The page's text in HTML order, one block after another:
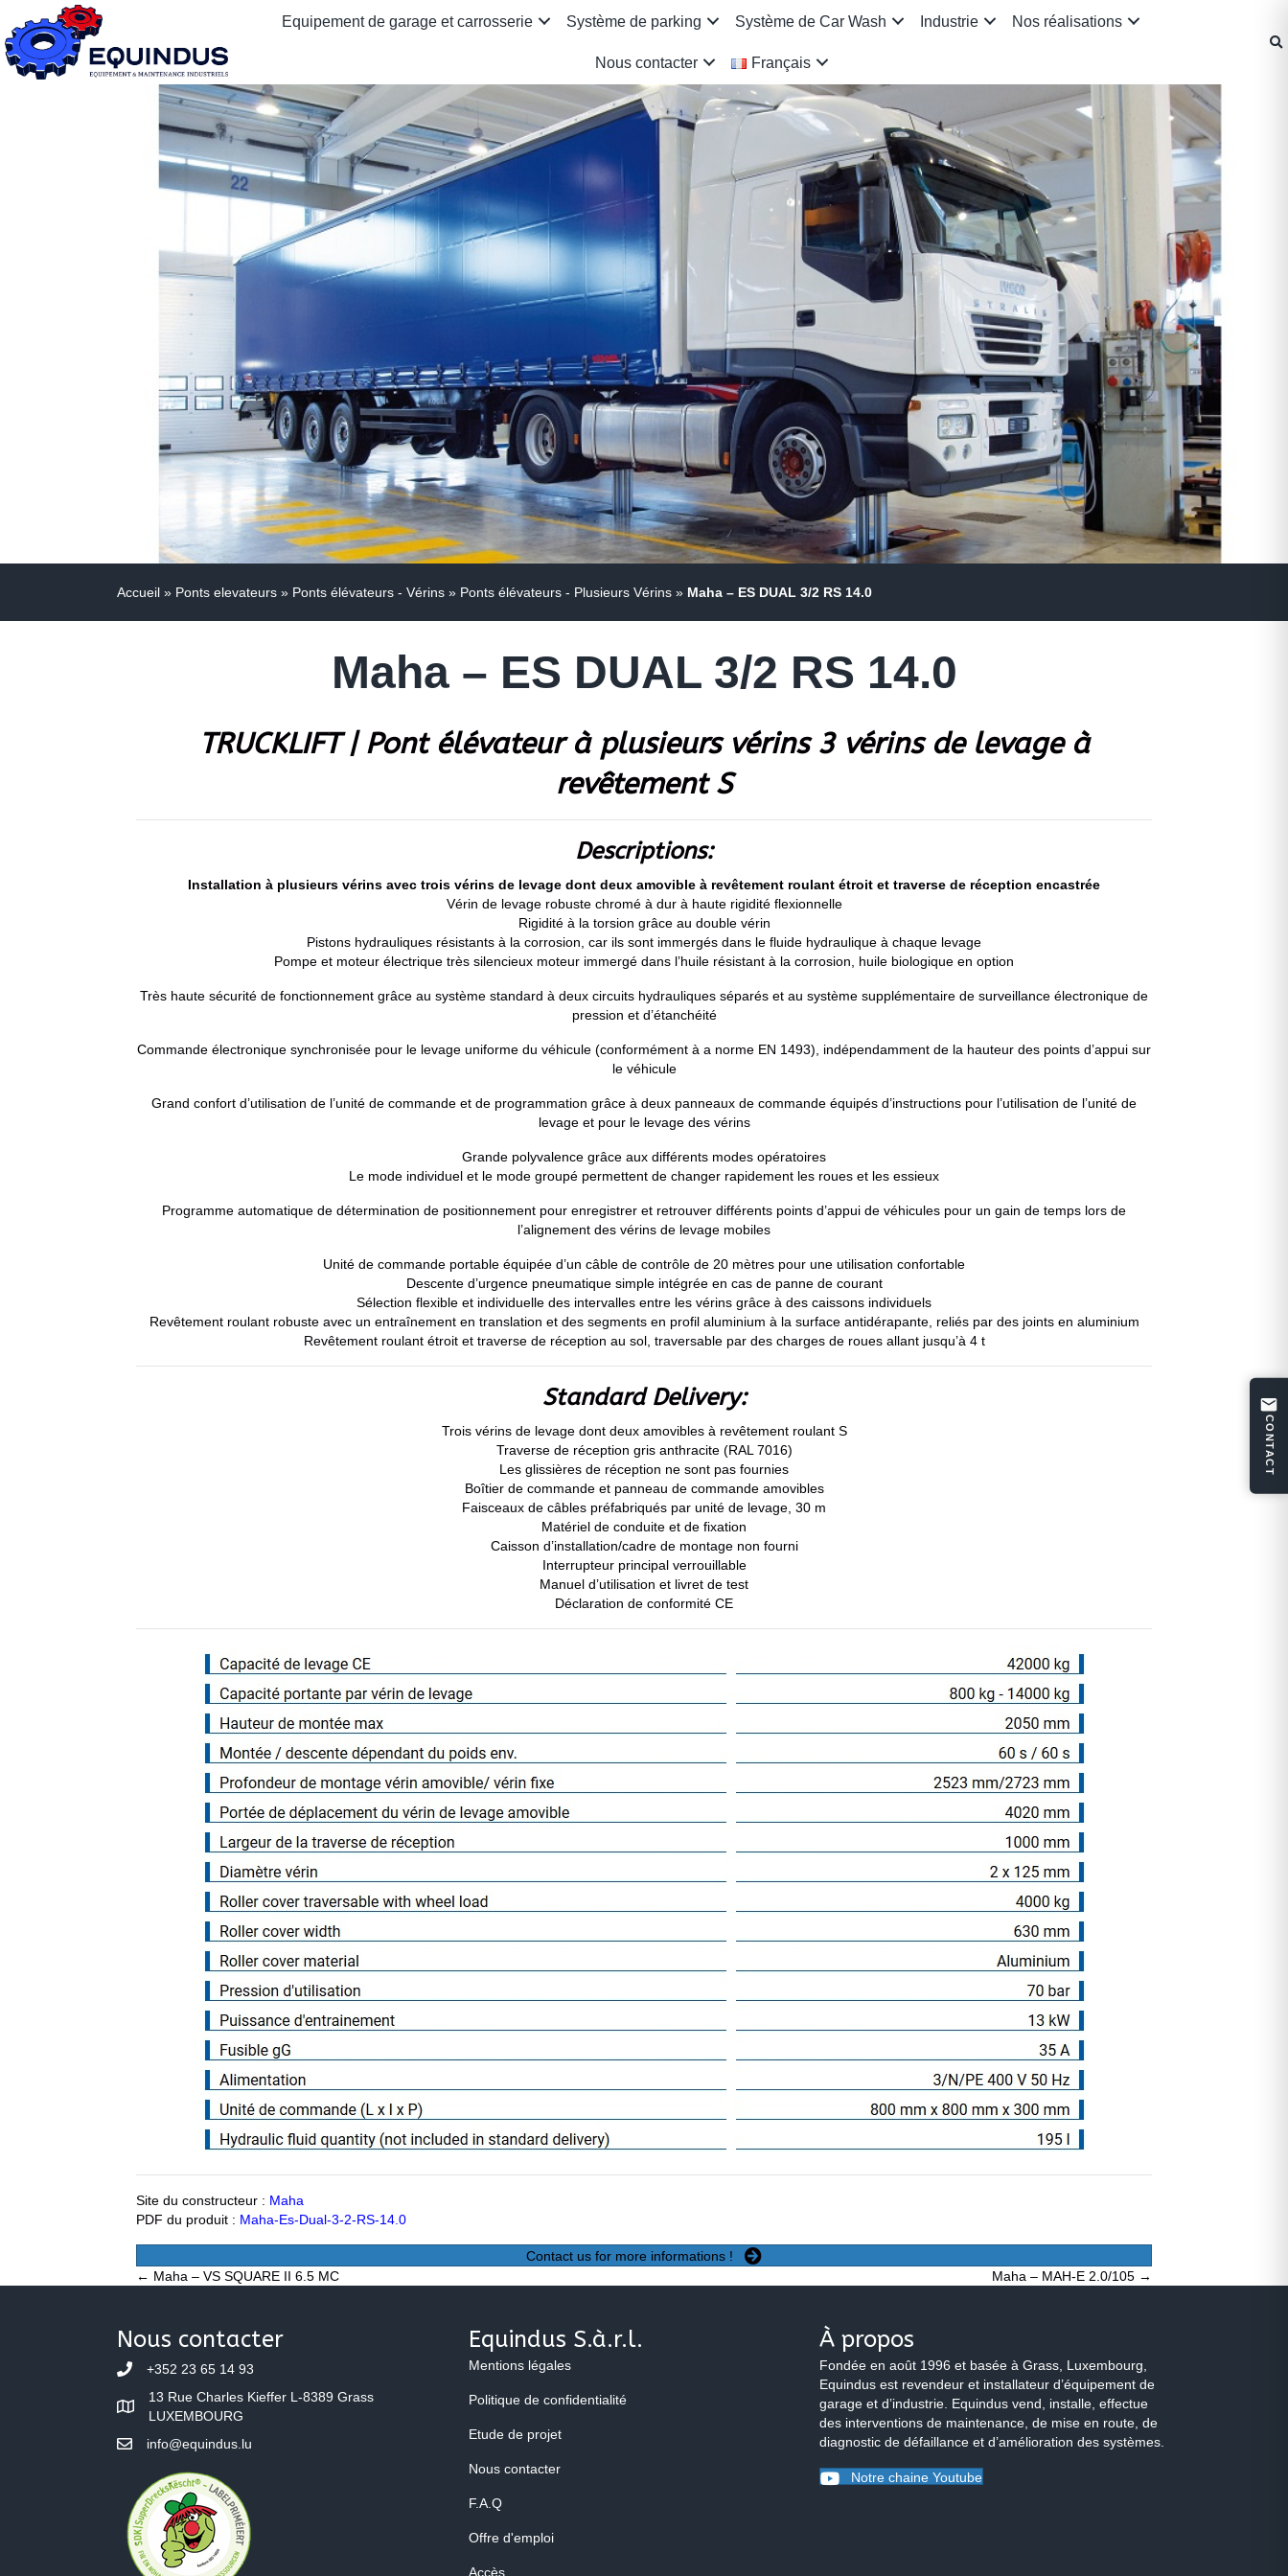
Equipement de garage et carrosserie Système de parking Système de Car Wash Industrie Nos réalisations
Nous contacter Français
Accueil » Ponts elevateurs » Ponts élévateurs - Vérins » Ponts élévateurs - Plusieurs Vérins » Maha – ES DUAL 3/2 RS 14.0
Maha – ES DUAL 3/2 RS 14.0
TRUCKLIFT | Pont élévateur à plusieurs vérins 3 vérins de levage à
revêtement S
Descriptions:
Installation à plusieurs vérins avec trois vérins de levage dont deux amovible à revêtement roulant étroit et traverse de réception encastrée
Vérin de levage robuste chromé à dur à haute rigidité flexionnelle
Rigidité à la torsion grâce au double vérin
Pistons hydrauliques résistants à la corrosion, car ils sont immergés dans le fluide hydraulique à chaque levage
Pompe et moteur électrique très silencieux moteur immergé dans l’huile résistant à la corrosion, huile biologique en option
Très haute sécurité de fonctionnement grâce au système standard à deux circuits hydrauliques séparés et au système supplémentaire de surveillance électronique de
pression et d’étanchéité
Commande électronique synchronisée pour le levage uniforme du véhicule (conformément à a norme EN 1493), indépendamment de la hauteur des points d’appui sur
le véhicule
Grand confort d’utilisation de l’unité de commande et de programmation grâce à deux panneaux de commande équipés d’instructions pour l’utilisation de l’unité de
levage et pour le levage des vérins
Grande polyvalence grâce aux différents modes opératoires
Le mode individuel et le mode groupé permettent de changer rapidement les roues et les essieux
Programme automatique de détermination de positionnement pour enregistrer et retrouver différents points d’appui de véhicules pour un gain de temps lors de
l’alignement des vérins de levage mobiles
Unité de commande portable équipée d’un câble de contrôle de 20 mètres pour une utilisation confortable
Descente d’urgence pneumatique simple intégrée en cas de panne de courant
Sélection flexible et individuelle des intervalles entre les vérins grâce à des caissons individuels
Revêtement roulant robuste avec un entraînement en translation et des segments en profil aluminium à la surface antidérapante, reliés par des joints en aluminium
Revêtement roulant étroit et traverse de réception au sol, traversable par des charges de roues allant jusqu’à 4 t
Standard Delivery:
Trois vérins de levage dont deux amovibles à revêtement roulant S
Traverse de réception gris anthracite (RAL 7016)
Les glissières de réception ne sont pas fournies
Boîtier de commande et panneau de commande amovibles
Faisceaux de câbles préfabriqués par unité de levage, 30 m
Matériel de conduite et de fixation
Caisson d’installation/cadre de montage non fourni
Interrupteur principal verrouillable
Manuel d’utilisation et livret de test
Déclaration de conformité CE
Site du constructeur : Maha
PDF du produit : Maha-Es-Dual-3-2-RS-14.0
Contact us for more informations !
Posts
navigation
← Maha – VS SQUARE II 6.5 MC Maha – MAH-E 2.0/105 →
Nous contacter
+352 23 65 14 93
13 Rue Charles Kieffer L-8389 Grass
LUXEMBOURG
info@equindus.lu
Equindus S.à.r.l.
Mentions légales
Politique de confidentialité
Etude de projet
Nous contacter
F.A.Q
Offre d'emploi
Accès
À propos
Fondée en août 1996 et basée à Grass, Luxembourg,
Equindus est revendeur et installateur d’équipement de
garage et d’industrie. Equindus vend, installe, effectue
des interventions de maintenance, de mise en route, de
diagnostic de défaillance et d’amélioration des systèmes.
Notre chaine Youtube
CONTACT